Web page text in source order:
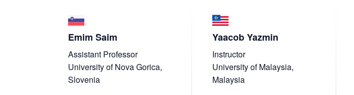
Emim Saim
Assistant Professor
University of Nova Gorica,
Slovenia
Yaacob Yazmin
Instructor
University of Malaysia,
Malaysia